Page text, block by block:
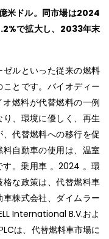
米ドル。同市場は2024
で拡大し、 2033年末
ルといった従来の燃料
とです。バイオディー
燃料が代替燃料の一例
、環境に優しく、再生
代替燃料への移行を促
自動車の使用は、温室
す。乗用車 。2024 。環
な政策は、代替燃料車
株式会社、ダイムラー
International B.V.およ
は、代替燃料車市場に